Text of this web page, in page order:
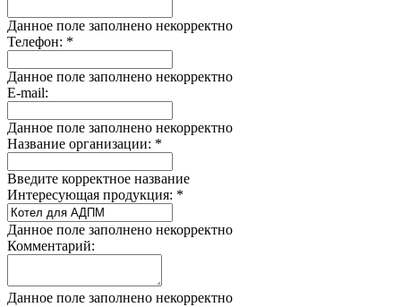
Данное поле заполнено некорректно
Телефон: *
Данное поле заполнено некорректно
E-mail:
Данное поле заполнено некорректно
Название организации: *
Введите корректное название
Интересующая продукция: *
Данное поле заполнено некорректно
Комментарий:
Данное поле заполнено некорректно